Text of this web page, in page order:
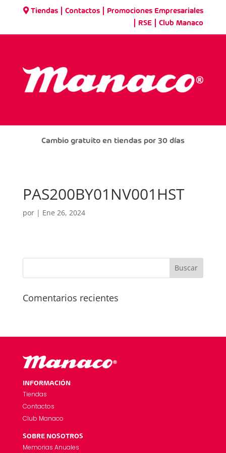
Tiendas |Contactos Promociones Empresariales
RSE |Club Manaco
Cambio gratuito en tiendas por 30 días
PAS200BY01NV001HST
por | Ene 26, 2024
Comentarios recientes
INFORMACIÓN
Tiendas
Contactos
Club Manaco
SOBRE NOSOTROS
Memorias Anuales